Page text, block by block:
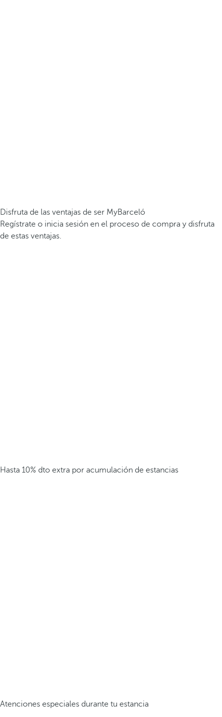
Disfruta de las ventajas de ser MyBarceló
Regístrate o inicia sesión en el proceso de compra y disfruta
de estas ventajas.
Hasta 10% dto extra por acumulación de estancias
Atenciones especiales durante tu estancia